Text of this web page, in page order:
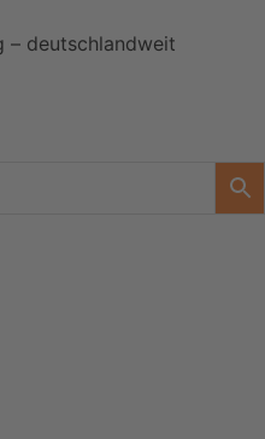
– deutschlandweit